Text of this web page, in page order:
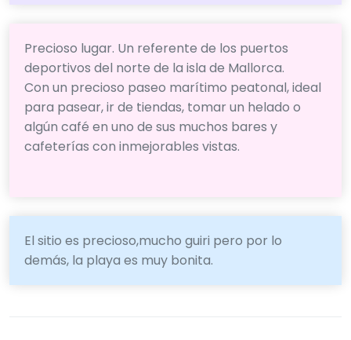
Precioso lugar. Un referente de los puertos
deportivos del norte de la isla de Mallorca.
Con un precioso paseo marítimo peatonal, ideal
para pasear, ir de tiendas, tomar un helado o
algún café en uno de sus muchos bares y
cafeterías con inmejorables vistas.
El sitio es precioso,mucho guiri pero por lo
demás, la playa es muy bonita.